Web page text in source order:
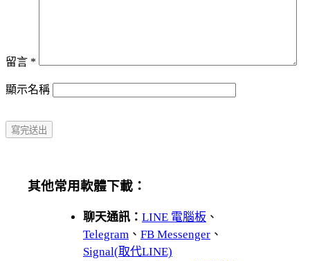
留言 *
顯示名稱
其他常用軟體下載：
聊天通訊： LINE 電腦板 、
Telegram 、 FB Messenger 、
Signal(取代LINE)